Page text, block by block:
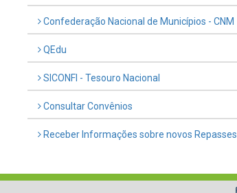
Confederação Nacional de Municípios - CNM
QEdu
SICONFI - Tesouro Nacional
Consultar Convênios
Receber Informações sobre novos Repasses